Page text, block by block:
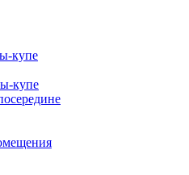
купе
купе